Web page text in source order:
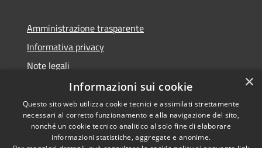
Amministrazione trasparente
Informativa privacy
Note legali
Dichiarazione di accessibilità
RSS Copyright © 2026 • Comune di
×
Informazioni sui cookie
Questo sito web utilizza cookie tecnici e assimilati strettamente
necessari al corretto funzionamento e alla navigazione del sito,
nonché un cookie tecnico analitico al solo fine di elaborare
informazioni statistiche, aggregate e anonime.